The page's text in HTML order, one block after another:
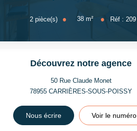
2pièce(s) 38m² Réf : 209
Découvrez notre agence
50 Rue Claude Monet
78955CARRIÈRES-SOUS-POISSY
Nous écrire Voir le numéro